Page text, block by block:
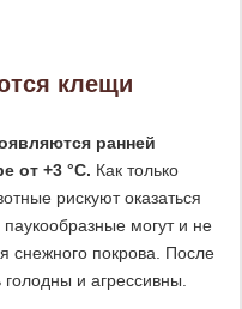
клещи
ранней
от +3 °С. Как только
рискуют оказаться
могут и не
снежного покрова. После
и агрессивны.